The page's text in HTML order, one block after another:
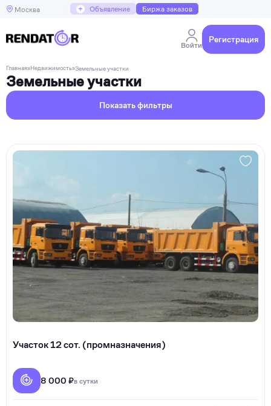
Москва + Объявление Биржа заказов
Войти
Регистрация
Главная»Недвижимость»Земельные участки
Земельные участки
Показать фильтры
Участок 12 сот. (промназначения)
8 000 ₽в сутки